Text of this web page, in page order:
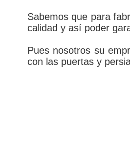
Sabemos que para
calidad y así poder
Pues nosotros su
con las puertas y